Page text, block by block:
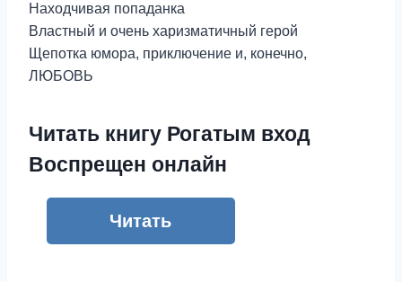
Находчивая попаданка
Властный и очень харизматичный герой
Щепотка юмора, приключение и, конечно,
ЛЮБОВЬ
Читать книгу Рогатым вход
Воспрещен онлайн
Читать